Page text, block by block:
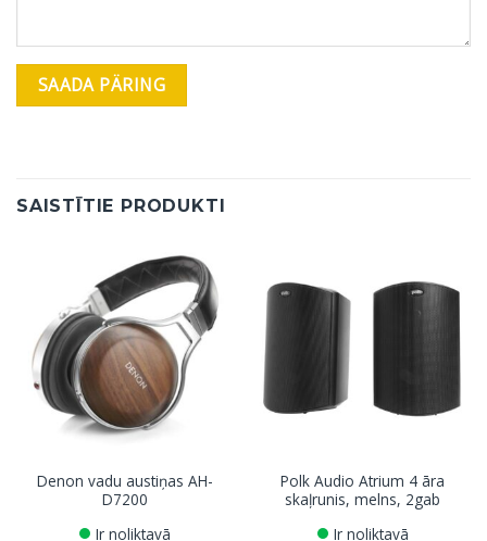
SAISTĪTIE PRODUKTI
Denon vadu austiņas AH-
D7200
Ir noliktavā
Polk Audio Atrium 4 āra
skaļrunis, melns, 2gab
Ir noliktavā